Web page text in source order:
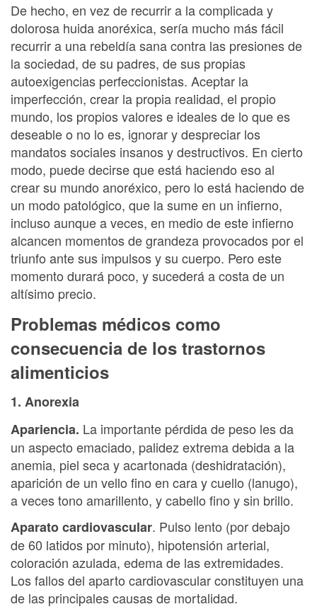
De hecho, en vez de recurrir a la complicada y
dolorosa huida anoréxica, sería mucho más fácil
recurrir a una rebeldía sana contra las presiones de
la sociedad, de su padres, de sus propias
autoexigencias perfeccionistas. Aceptar la
imperfección, crear la propia realidad, el propio
mundo, los propios valores e ideales de lo que es
deseable o no lo es, ignorar y despreciar los
mandatos sociales insanos y destructivos. En cierto
modo, puede decirse que está haciendo eso al
crear su mundo anoréxico, pero lo está haciendo de
un modo patológico, que la sume en un infierno,
incluso aunque a veces, en medio de este infierno
alcancen momentos de grandeza provocados por el
triunfo ante sus impulsos y su cuerpo. Pero este
momento durará poco, y sucederá a costa de un
altísimo precio.
Problemas médicos como
consecuencia de los trastornos
alimenticios
1. Anorexia
Apariencia. La importante pérdida de peso les da
un aspecto emaciado, palidez extrema debida a la
anemia, piel seca y acartonada (deshidratación),
aparición de un vello fino en cara y cuello (lanugo),
a veces tono amarillento, y cabello fino y sin brillo.
Aparato cardiovascular. Pulso lento (por debajo
de 60 latidos por minuto), hipotensión arterial,
coloración azulada, edema de las extremidades.
Los fallos del aparto cardiovascular constituyen una
de las principales causas de mortalidad.